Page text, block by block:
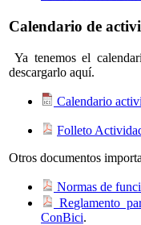
Calendario de
Ya tenemos el
descargarlo aquí.
Calendario
Folleto
Otros documentos
Normas de
Reglamento
ConBici.